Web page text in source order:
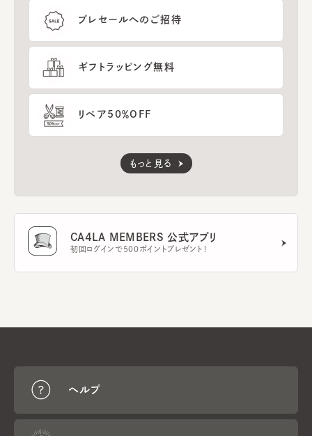
プレセールへのご招待
ギフトラッピング無料
リペア50％OFF
もっと見る
CA4LA MEMBERS 公式アプリ
初回ログインで500ポイントプレゼント！
ヘルプ